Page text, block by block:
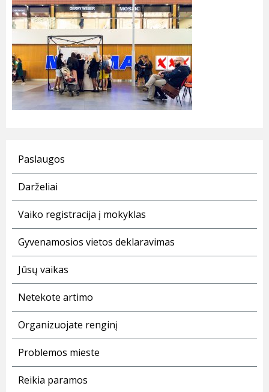
Paslaugos
Darželiai
Vaiko registracija į mokyklas
Gyvenamosios vietos deklaravimas
Jūsų vaikas
Netekote artimo
Organizuojate renginį
Problemos mieste
Reikia paramos